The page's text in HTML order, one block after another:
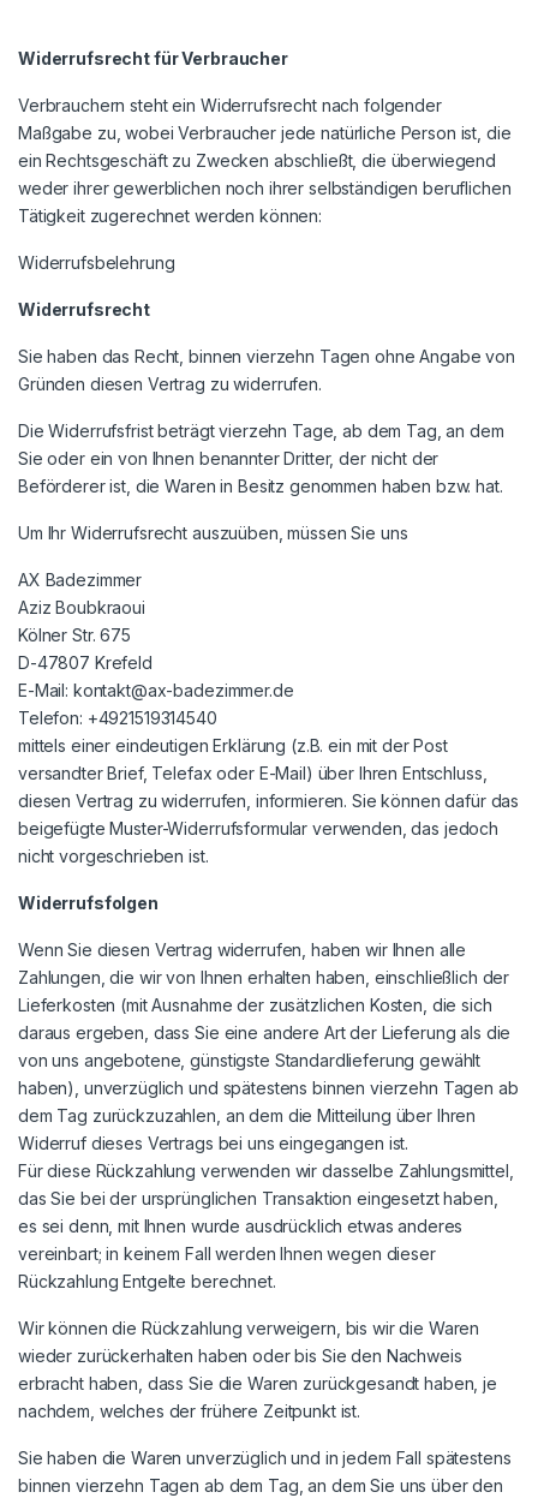
Widerrufsrecht für Verbraucher
Verbrauchern steht ein Widerrufsrecht nach folgender
Maßgabe zu, wobei Verbraucher jede natürliche Person ist, die
ein Rechtsgeschäft zu Zwecken abschließt, die überwiegend
weder ihrer gewerblichen noch ihrer selbständigen beruflichen
Tätigkeit zugerechnet werden können:
Widerrufsbelehrung
Widerrufsrecht
Sie haben das Recht, binnen vierzehn Tagen ohne Angabe von
Gründen diesen Vertrag zu widerrufen.
Die Widerrufsfrist beträgt vierzehn Tage, ab dem Tag, an dem
Sie oder ein von Ihnen benannter Dritter, der nicht der
Beförderer ist, die Waren in Besitz genommen haben bzw. hat.
Um Ihr Widerrufsrecht auszuüben, müssen Sie uns
AX Badezimmer
Aziz Boubkraoui
Kölner Str. 675
D-47807 Krefeld
E-Mail: kontakt@ax-badezimmer.de
Telefon: +4921519314540
mittels einer eindeutigen Erklärung (z.B. ein mit der Post
versandter Brief, Telefax oder E-Mail) über Ihren Entschluss,
diesen Vertrag zu widerrufen, informieren. Sie können dafür das
beigefügte Muster-Widerrufsformular verwenden, das jedoch
nicht vorgeschrieben ist.
Widerrufsfolgen
Wenn Sie diesen Vertrag widerrufen, haben wir Ihnen alle
Zahlungen, die wir von Ihnen erhalten haben, einschließlich der
Lieferkosten (mit Ausnahme der zusätzlichen Kosten, die sich
daraus ergeben, dass Sie eine andere Art der Lieferung als die
von uns angebotene, günstigste Standardlieferung gewählt
haben), unverzüglich und spätestens binnen vierzehn Tagen ab
dem Tag zurückzuzahlen, an dem die Mitteilung über Ihren
Widerruf dieses Vertrags bei uns eingegangen ist.
Für diese Rückzahlung verwenden wir dasselbe Zahlungsmittel,
das Sie bei der ursprünglichen Transaktion eingesetzt haben,
es sei denn, mit Ihnen wurde ausdrücklich etwas anderes
vereinbart; in keinem Fall werden Ihnen wegen dieser
Rückzahlung Entgelte berechnet.
Wir können die Rückzahlung verweigern, bis wir die Waren
wieder zurückerhalten haben oder bis Sie den Nachweis
erbracht haben, dass Sie die Waren zurückgesandt haben, je
nachdem, welches der frühere Zeitpunkt ist.
Sie haben die Waren unverzüglich und in jedem Fall spätestens
binnen vierzehn Tagen ab dem Tag, an dem Sie uns über den